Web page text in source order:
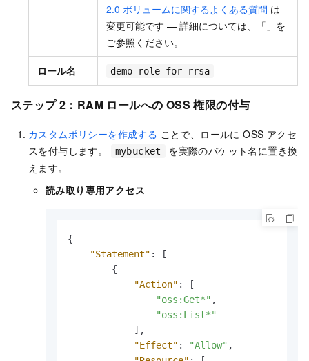
2.0 ボリュームに関するよくある質問 は
変更可能です — 詳細については、「」を
ご参照ください。
ロール名 demo-role-for-rrsa
ステップ 2：RAM ロールへの OSS 権限の付与
カスタムポリシーを作成する ことで、ロールに OSS アクセ
スを付与します。
mybucket
を実際のバケット名に置き換
えます。
読み取り専用アクセス
{
"Statement" :
[
{
"Action" :
[
"oss:Get*" ,
"oss:List*"
] ,
"Effect" : "Allow" ,